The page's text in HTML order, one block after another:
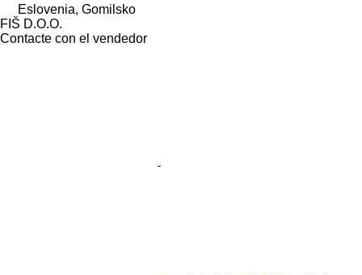
Eslovenia, Gomilsko
FIŠ D.O.O.
Contacte con el vendedor